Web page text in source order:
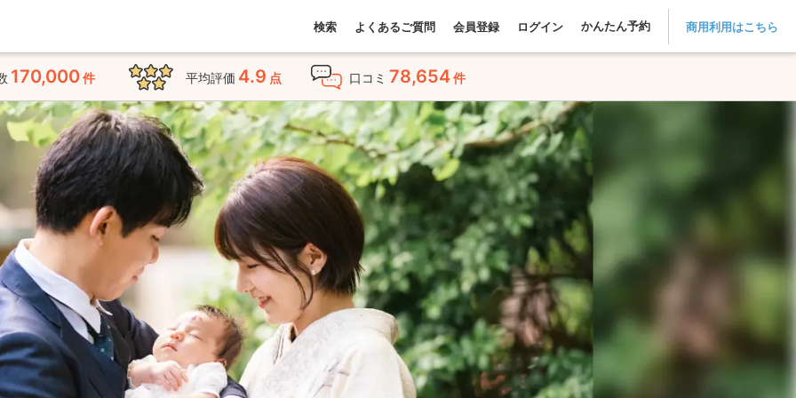
検索 よくあるご質問 会員登録 ログイン かんたん予約 商用利用はこちら
170,000件 平均評価 4.9 点 口コミ 78,654件